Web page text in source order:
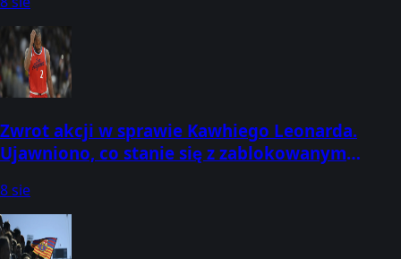
Zwrot akcji w sprawie Kawhiego Leonarda.
Ujawniono, co stanie się z zablokowanym
8 sie